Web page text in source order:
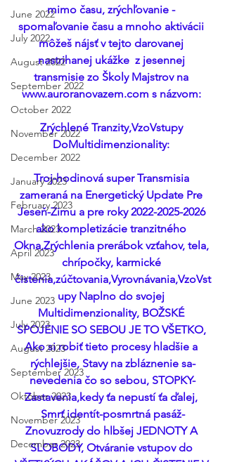
June 2022
July 2022
August 2022
September 2022
October 2022
November 2022
December 2022
January 2023
February 2023
March 2023
April 2023
May 2023
June 2023
July 2023
August 2023
September 2023
Október 2023
November 2023
December 2023
mimo času, zrýchľovanie -
spomaľovanie času a mnoho aktivácii
môžeš nájsť v tejto darovanej
nastrihanej ukážke  z jesennej
transmisie zo Školy Majstrov na
www.auroranovazem.com s názvom:
Zrýchlené Tranzity,VzoVstupy
DoMultidimenzionality:
Troj-hodinová super Transmisia
zameraná na Energetický Update Pre
Jeseň-Zimu a pre roky 2022-2025-2026
ako kompletizácie tranzitného
Okna,Zrýchlenia prerábok vzťahov, tela,
chrípočky, karmické
čistenia,zúčtovania,Vyrovnávania,VzoVst
upy Naplno do svojej
Multidimenzionality, BOŽSKÉ
SPOJENIE SO SEBOU JE TO VŠETKO,
Ako si robiť tieto procesy hladšie a
rýchlejšie, Stavy na zbláznenie sa-
nevedenia čo so sebou, STOPKY-
Zastavenia,kedy ťa nepustí ťa ďalej,
Smrť identít-posmrtná pasáž-
Znovuzrody do hlbšej JEDNOTY A
SLOBODY, Otváranie vstupov do